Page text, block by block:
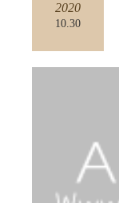
2020
10.30